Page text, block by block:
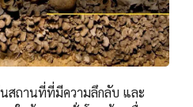
สถานที่ที่มีความลึกลับ และ